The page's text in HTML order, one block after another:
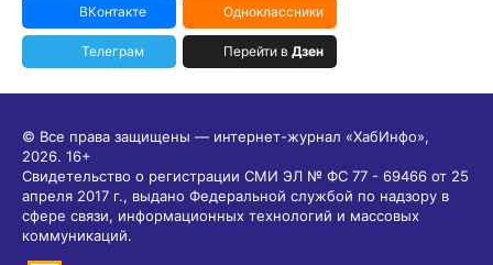
ВКонтакте Одноклассники
Телеграм Перейти в Дзен
© Все права защищены — интернет-журнал «ХабИнфо»,
2026. 16+
Свидетельство о регистрации СМИ ЭЛ № ФС 77 - 69466 от 25
апреля 2017 г., выдано Федеральной службой по надзору в
сфере связи, информационных технологий и массовых
коммуникаций.